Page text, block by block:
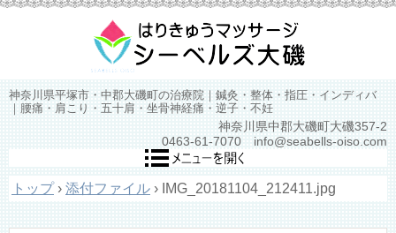
神奈川県平塚市・中郡大磯町の治療院｜鍼灸・整体・指圧・インディバ
｜腰痛・肩こり・五十肩・坐骨神経痛・逆子・不妊
神奈川県中郡大磯町大磯357-2
0463-61-7070 info@seabells-oiso.com
トップ › 添付ファイル › IMG_20181104_212411.jpg